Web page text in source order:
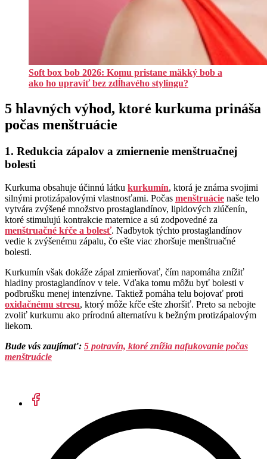
Soft box bob 2026: Komu pristane mäkký bob a
ako ho upraviť bez zdĺhavého stylingu?
5 hlavných výhod, ktoré kurkuma prináša
počas menštruácie
1. Redukcia zápalov a zmiernenie menštruačnej
bolesti
Kurkuma obsahuje účinnú látku kurkumín, ktorá je známa svojimi
silnými protizápalovými vlastnosťami. Počas menštruácie naše telo
vytvára zvýšené množstvo prostaglandínov, lipidových zlúčenín,
ktoré stimulujú kontrakcie maternice a sú zodpovedné za
menštruačné kŕče a bolesť. Nadbytok týchto prostaglandínov
vedie k zvýšenému zápalu, čo ešte viac zhoršuje menštruačné
bolesti.
Kurkumín však dokáže zápal zmierňovať, čím napomáha znížiť
hladiny prostaglandínov v tele. Vďaka tomu môžu byť bolesti v
podbrušku menej intenzívne. Taktiež pomáha telu bojovať proti
oxidačnému stresu, ktorý môže kŕče ešte zhoršiť. Preto sa nebojte
zvoliť kurkumu ako prírodnú alternatívu k bežným protizápalovým
liekom.
Bude vás zaujímať: 5 potravín, ktoré znížia nafukovanie počas
menštruácie